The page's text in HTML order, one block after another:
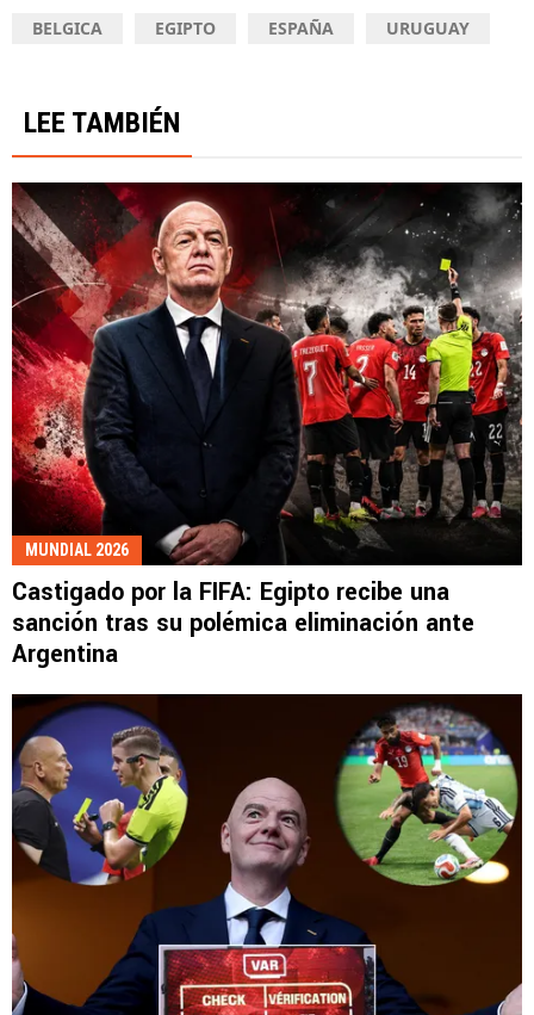
BELGICA EGIPTO ESPAÑA URUGUAY
LEE TAMBIÉN
MUNDIAL 2026
Castigado por la FIFA: Egipto recibe una
sanción tras su polémica eliminación ante
Argentina